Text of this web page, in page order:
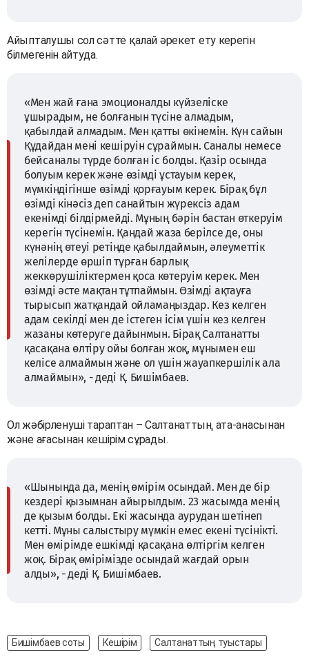
Айыпталушы сол сәтте қалай әрекет ету керегін
білмегенін айтуда.
«Мен жай ғана эмоционалды күйзеліске
ұшырадым, не болғанын түсіне алмадым,
қабылдай алмадым. Мен қатты өкінемін. Күн сайын
Құдайдан мені кешіруін сұраймын. Саналы немесе
бейсаналы түрде болған іс болды. Қазір осында
болуым керек және өзімді ұстауым керек,
мүмкіндігінше өзімді қорғауым керек. Бірақ бұл
өзімді кінәсіз деп санайтын жүрексіз адам
екенімді білдірмейді. Мұның бәрін бастан өткеруім
керегін түсінемін. Қандай жаза берілсе де, оны
күнәнің өтеуі ретінде қабылдаймын, әлеуметтік
желілерде өршіп тұрған барлық
жеккөрушіліктермен қоса көтеруім керек. Мен
өзімді әсте мақтан тұтпаймын. Өзімді ақтауға
тырысып жатқандай ойламаңыздар. Кез келген
адам секілді мен де істеген ісім үшін кез келген
жазаны көтеруге дайынмын. Бірақ Салтанатты
қасақана өлтіру ойы болған жоқ, мұнымен еш
келісе алмаймын және ол үшін жауапкершілік ала
алмаймын», - деді Қ. Бишімбаев.
Ол жәбірленуші тараптан – Салтанаттың ата-анасынан
және ағасынан кешірім сұрады.
«Шынында да, менің өмірім осындай. Мен де бір
кездері қызымнан айырылдым. 23 жасымда менің
де қызым болды. Екі жасында аурудан шетінеп
кетті. Мұны салыстыру мүмкін емес екені түсінікті.
Мен өмірімде ешкімді қасақана өлтіргім келген
жоқ. Бірақ өмірімізде осындай жағдай орын
алды», - деді Қ. Бишімбаев.
Бишімбаев соты Кешірім Салтанаттың туыстары